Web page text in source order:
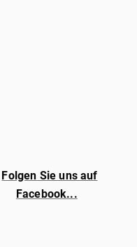
Folgen Sie uns auf
Facebook...